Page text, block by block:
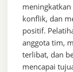
konflik, dan
positif.
anggota tim,
terlibat, dan
mencapai